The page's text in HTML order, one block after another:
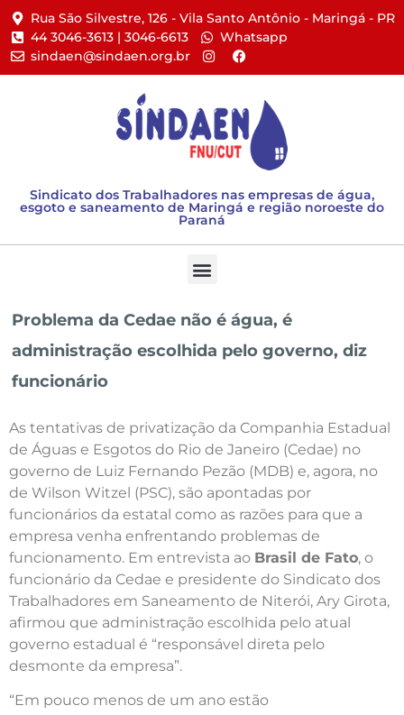
Rua São Silvestre, 126 - Vila Santo Antônio - Maringá - PR​
44 3046-3613 | 3046-6613​
Whatsapp
sindaen@sindaen.org.br
Sindicato dos Trabalhadores nas empresas de água,
esgoto e saneamento de Maringá e região noroeste do
Paraná
Problema da Cedae não é água, é
administração escolhida pelo governo, diz
funcionário
As tentativas de privatização da Companhia Estadual
de Águas e Esgotos do Rio de Janeiro (Cedae) no
governo de Luiz Fernando Pezão (MDB) e, agora, no
de Wilson Witzel (PSC), são apontadas por
funcionários da estatal como as razões para que a
empresa venha enfrentando problemas de
funcionamento. Em entrevista ao Brasil de Fato, o
funcionário da Cedae e presidente do Sindicato dos
Trabalhadores em Saneamento de Niterói, Ary Girota,
afirmou que administração escolhida pelo atual
governo estadual é “responsável direta pelo
desmonte da empresa”.
“Em pouco menos de um ano estão